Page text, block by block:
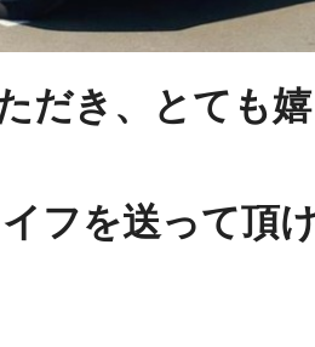
だき、とても
フを送って頂